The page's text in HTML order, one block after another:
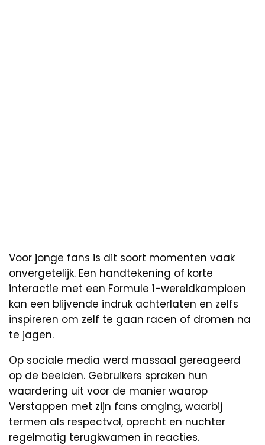
Voor jonge fans is dit soort momenten vaak
onvergetelijk. Een handtekening of korte
interactie met een Formule 1-wereldkampioen
kan een blijvende indruk achterlaten en zelfs
inspireren om zelf te gaan racen of dromen na
te jagen.
Op sociale media werd massaal gereageerd
op de beelden. Gebruikers spraken hun
waardering uit voor de manier waarop
Verstappen met zijn fans omging, waarbij
termen als respectvol, oprecht en nuchter
regelmatig terugkwamen in reacties.